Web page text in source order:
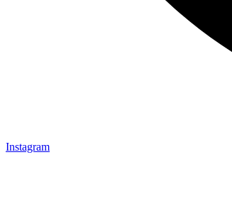
Instagram